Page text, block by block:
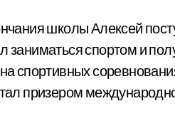
школы Алексей
заниматься спортом и
спортивных
призером